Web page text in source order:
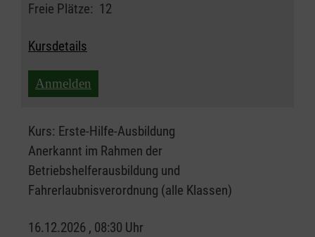
Freie Plätze: 12
Kursdetails
Anmelden
Kurs: Erste-Hilfe-Ausbildung
Anerkannt im Rahmen der
Betriebshelferausbildung und
Fahrerlaubnisverordnung (alle Klassen)
16.12.2026 , 08:30 Uhr